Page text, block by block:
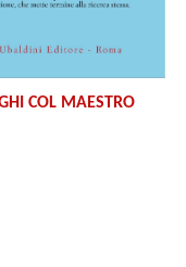
COL MAESTRO